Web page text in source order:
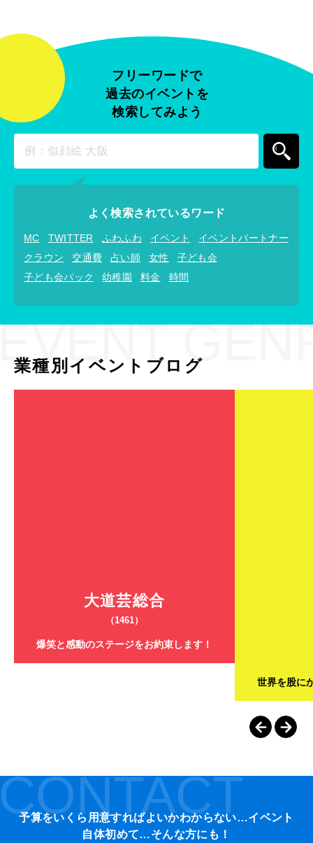
フリーワードで
過去のイベントを
検索してみよう
よく検索されているワード
MC TWITTER ふわふわ イベント
イベントパートナー
クラウン
交通費 占い師 女性
子ども会
子ども会パック
幼稚園 料金 時間
業種別イベントブログ
大道芸総合
（1461）
爆笑と感動のステージをお約束します！
世界を股に
予算をいくら用意すればよいかわからない…イベント
自体初めて…そんな方にも！